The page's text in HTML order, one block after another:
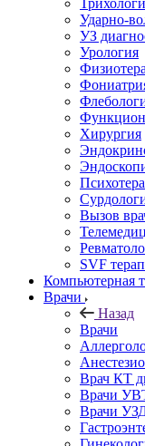
Ударно-
УЗ
Урология
Хирургия
Вызов
SVF
Компьютерная
Врачи
Назад
Врачи
Врач КТ
Врачи
Врачи